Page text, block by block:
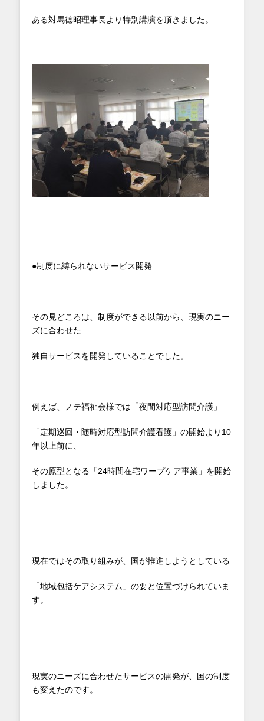
ある対馬徳昭理事長より特別講演を頂きました。
●制度に縛られないサービス開発
その見どころは、制度ができる以前から、現実のニー
ズに合わせた
独自サービスを開発していることでした。
例えば、ノテ福祉会様では「夜間対応型訪問介護」
「定期巡回・随時対応型訪問介護看護」の開始より10
年以上前に、
その原型となる「24時間在宅ワープケア事業」を開始
しました。
現在ではその取り組みが、国が推進しようとしている
「地域包括ケアシステム」の要と位置づけられていま
す。
現実のニーズに合わせたサービスの開発が、国の制度
も変えたのです。